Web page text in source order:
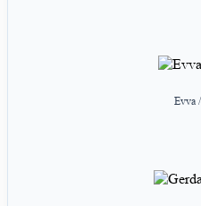
Evva